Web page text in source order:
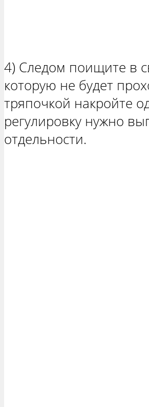
4) Следом поищите в
которую не будет
тряпочкой накройте
регулировку нужно
отдельности.